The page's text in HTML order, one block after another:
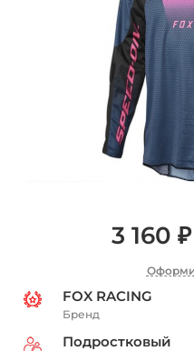
3 160 ₽
FOX RACING
Бренд
Подростковый